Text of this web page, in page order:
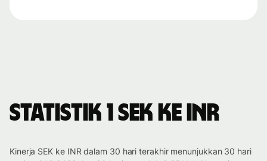
Statistik 1 SEK ke INR
Kinerja SEK ke INR dalam 30 hari terakhir menunjukkan 30 hari